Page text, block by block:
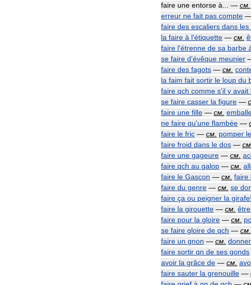
faire une entorse à ... — см
erreur ne fait pas compte
faire des escaliers dans les
la faire à l'étiquette — см
faire l'étrenne de sa barbe
se faire d'évêque meunier
faire des fagots — см
la faim fait sortir le loup du
faire qch comme s'il y avait
se faire casser la figure —
faire une fille — см
ne faire qu'une flambée —
faire le fric — см pomper le
faire froid dans le dos — см
faire une gageure — см
faire qch au galop — см
faire le Gascon — см faire
faire du genre — см se
faire ça ou peigner la girafe!
faire la girouette — см être
faire pour la gloire — см
se faire gloire de qch — см
faire un gnon — см donner
faire sortir qn de ses gonds
avoir la grâce de — см
faire sauter la grenouille —